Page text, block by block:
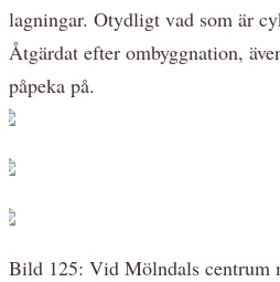
lagningar. Otydligt vad som är
Åtgärdat efter ombyggnation,
påpeka på.
Bild 125: Vid Mölndals centrum